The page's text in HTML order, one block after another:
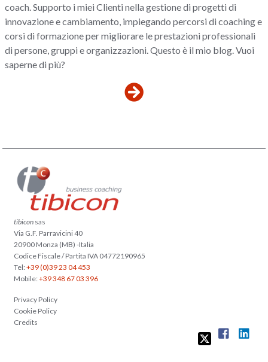
coach. Supporto i miei Clienti nella gestione di progetti di
innovazione e cambiamento, impiegando percorsi di coaching e
corsi di formazione per migliorare le prestazioni professionali
di persone, gruppi e organizzazioni. Questo è il mio blog. Vuoi
saperne di più?
tibicon sas
Via G.F. Parravicini 40
20900 Monza (MB) -Italia
Codice Fiscale / Partita IVA 04772190965
Tel:+39 (0)39 23 04 453
Mobile:+39 348 67 03 396
Privacy Policy
Cookie Policy
Credits